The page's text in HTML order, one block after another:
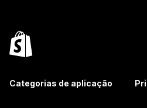
Categorias de aplicação